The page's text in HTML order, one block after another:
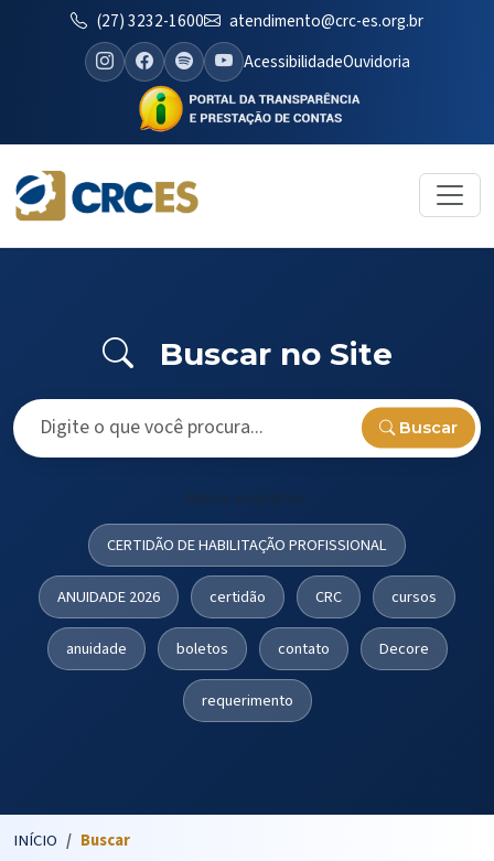
(27) 3232-1600
atendimento@crc-es.org.br
AcessibilidadeOuvidoria
Buscar no Site
Buscar
Buscas populares:
CERTIDÃO DE HABILITAÇÃO PROFISSIONAL
ANUIDADE 2026 certidão CRC cursos
anuidade boletos contato Decore
requerimento
INÍCIO Buscar